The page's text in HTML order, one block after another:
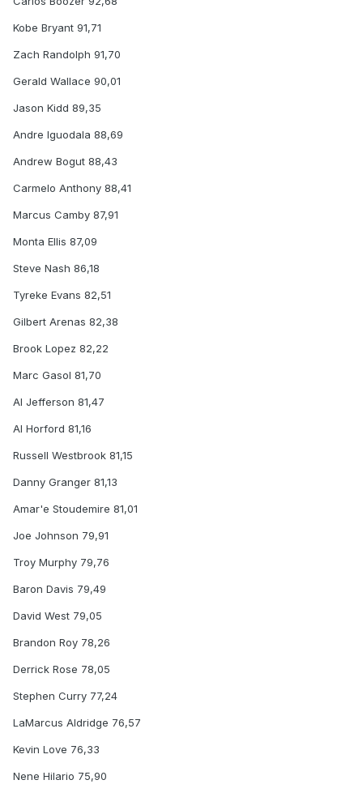
Kobe Bryant 91,71
Zach Randolph 91,70
Gerald Wallace 90,01
Jason Kidd 89,35
Andre Iguodala 88,69
Andrew Bogut 88,43
Carmelo Anthony 88,41
Marcus Camby 87,91
Monta Ellis 87,09
Steve Nash 86,18
Tyreke Evans 82,51
Gilbert Arenas 82,38
Brook Lopez 82,22
Marc Gasol 81,70
Al Jefferson 81,47
Al Horford 81,16
Russell Westbrook 81,15
Danny Granger 81,13
Amar'e Stoudemire 81,01
Joe Johnson 79,91
Troy Murphy 79,76
Baron Davis 79,49
David West 79,05
Brandon Roy 78,26
Derrick Rose 78,05
Stephen Curry 77,24
LaMarcus Aldridge 76,57
Kevin Love 76,33
Nene Hilario 75,90